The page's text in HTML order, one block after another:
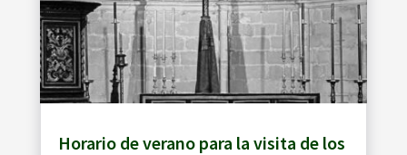
Horario de verano para la visita de los